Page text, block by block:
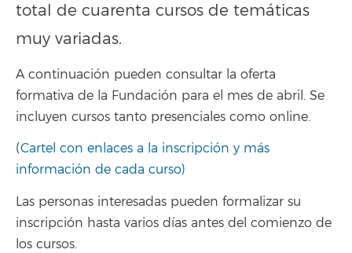
total de cuarenta cursos de temáticas
muy variadas.
A continuación pueden consultar la oferta
formativa de la Fundación para el mes de abril. Se
incluyen cursos tanto presenciales como online.
(Cartel con enlaces a la inscripción y más
información de cada curso)
Las personas interesadas pueden formalizar su
inscripción hasta varios días antes del comienzo de
los cursos.